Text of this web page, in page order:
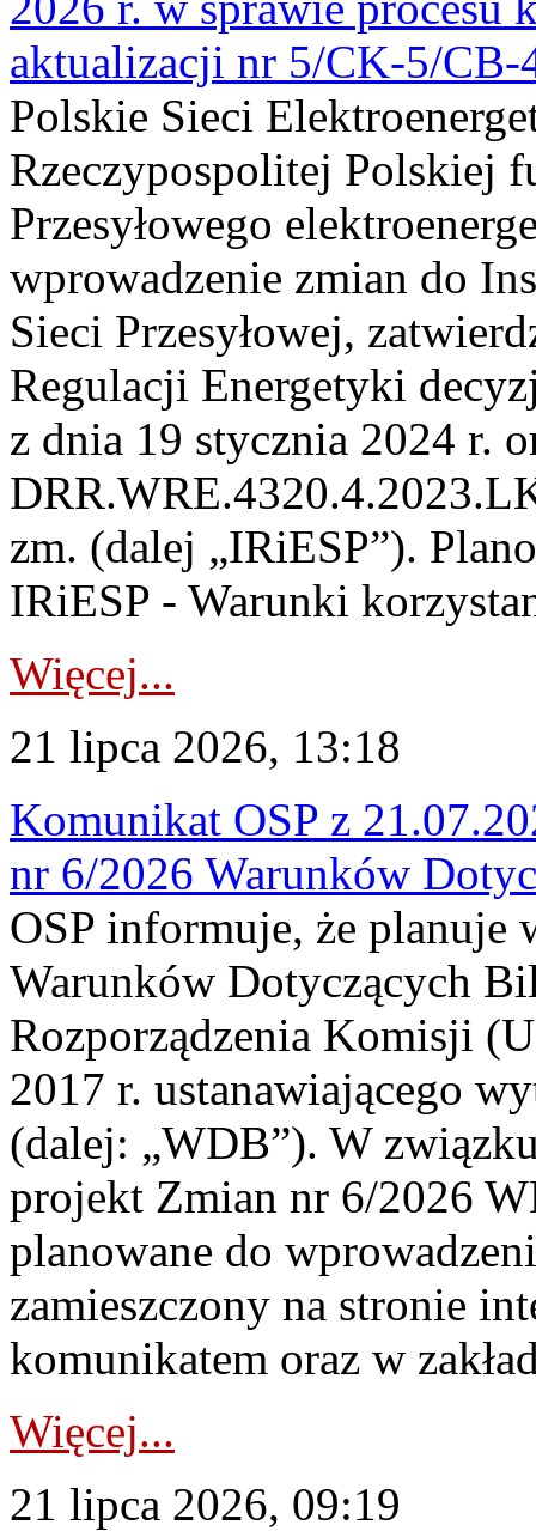
aktualizacji nr 5/CK-5/CB-
Polskie Sieci
Rzeczypospolitej Polskiej
Przesyłowego
wprowadzenie zmian do
Sieci Przesyłowej,
Regulacji Energetyki
z dnia 19 stycznia 2024 r.
zm. (dalej „IRiESP”).
IRiESP - Warunki
Więcej...
21 lipca 2026, 13:18
Komunikat OSP z
nr 6/2026 Warunków
OSP informuje, że planuje
Warunków Dotyczących
Rozporządzenia Komisji
2017 r. ustanawiającego
(dalej: „WDB”). W
projekt Zmian nr 6/2026
planowane do
zamieszczony na stronie
komunikatem oraz w
Więcej...
21 lipca 2026, 09:19